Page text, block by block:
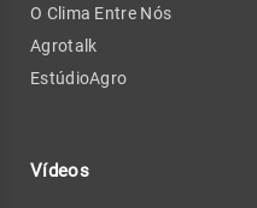
O Clima Entre Nós
Agrotalk
EstúdioAgro
Vídeos